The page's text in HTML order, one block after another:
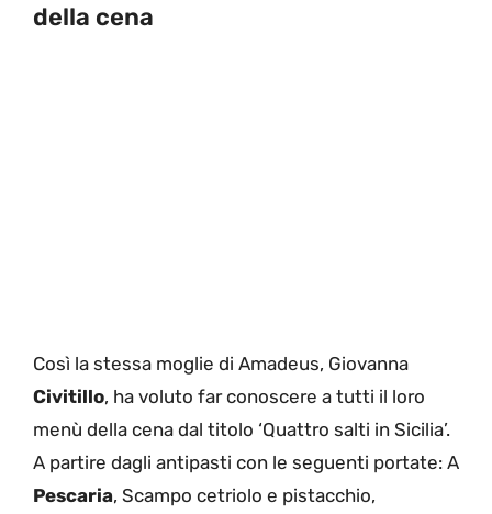
della cena
Così la stessa moglie di Amadeus, Giovanna
Civitillo, ha voluto far conoscere a tutti il loro
menù della cena dal titolo ‘Quattro salti in Sicilia’.
A partire dagli antipasti con le seguenti portate: A
Pescaria, Scampo cetriolo e pistacchio,